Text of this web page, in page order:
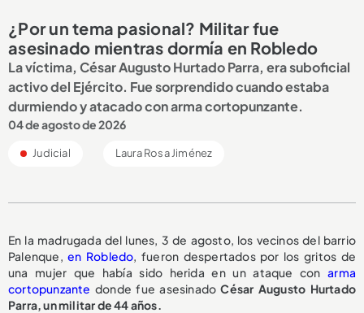
¿Por un tema pasional? Militar fue
asesinado mientras dormía en Robledo
La víctima, César Augusto Hurtado Parra, era suboficial
activo del Ejército. Fue sorprendido cuando estaba
durmiendo y atacado con arma cortopunzante.
04 de agosto de 2026
Judicial Laura Rosa Jiménez
En la madrugada del lunes, 3 de agosto, los vecinos del barrio
Palenque,en Robledo , fueron despertados por los gritos de
una mujer que había sido herida en un ataque conarma
cortopunzante donde fue asesinadoCésar Augusto Hurtado
Parra, un militar de 44 años.